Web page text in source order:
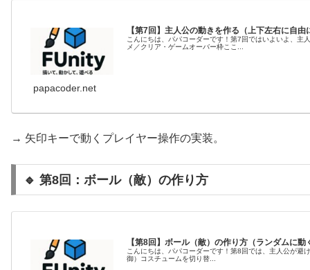
【第7回】主人公の動きを作る（上下左右に自由
こんにちは、パパコーダーです！第7回ではいよいよ、主
メ／クリア・ゲームオーバー枠ここ...
papacoder.net
→ 矢印キーで動くプレイヤー操作の実装。
🔹 第8回：ボール（敵）の作り方
【第8回】ボール（敵）の作り方（ランダムに
こんにちは、パパコーダーです！第8回では、主人公が
御）コスチュームを切り替...